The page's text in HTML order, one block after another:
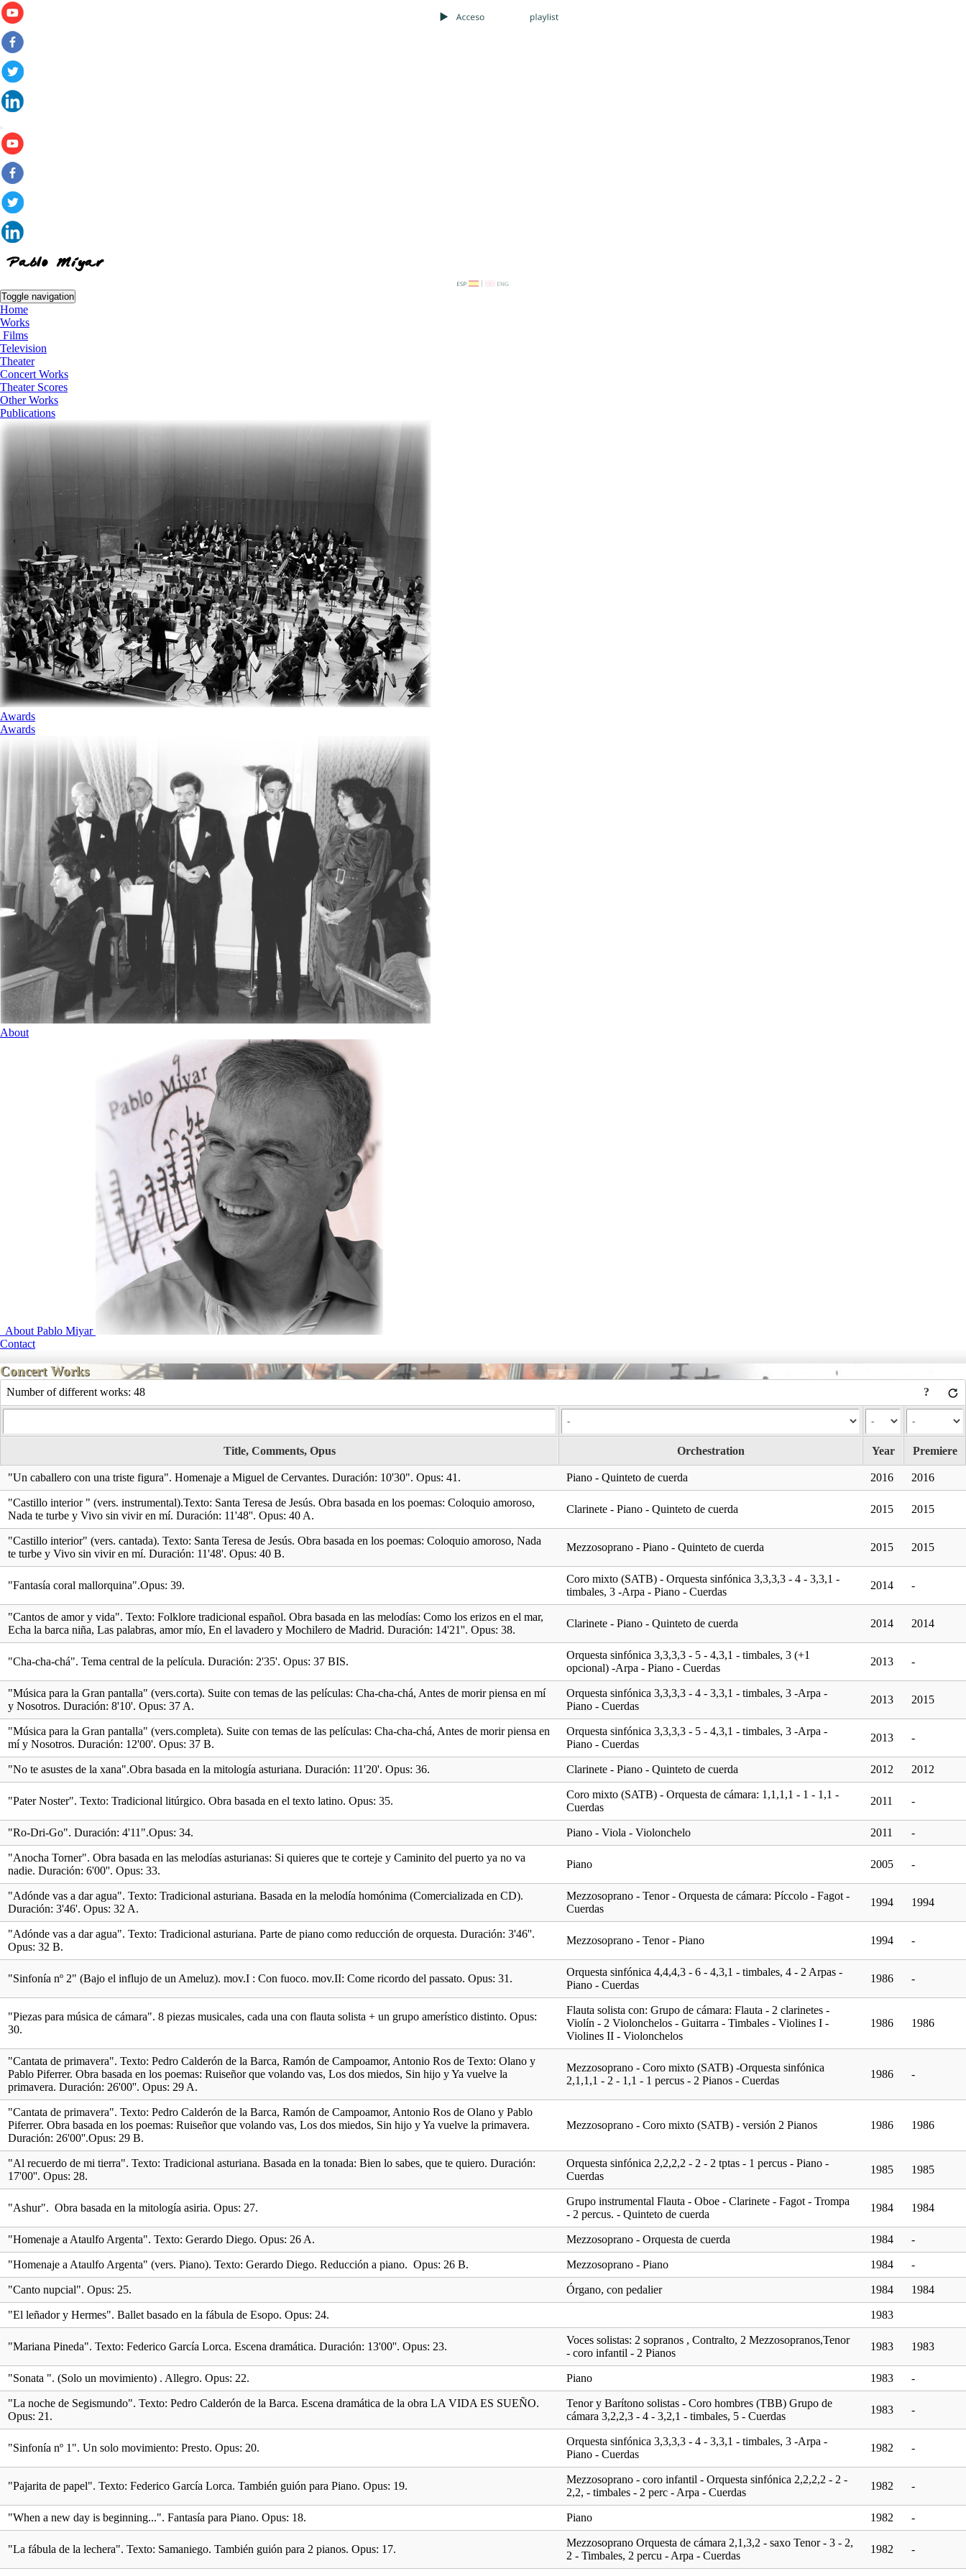
Toggle navigation
Home
Works
Films
Television
Theater
Concert Works
Theater Scores
Other Works
Publications
Awards
Awards
About
About Pablo Miyar
Contact
Concert Works
Number of different works: 48 ?
Title, Comments, Opus Orchestration Year Premiere
"Un caballero con una triste figura". Homenaje a Miguel de Cervantes. Duración: 10'30". Opus: 41. Piano - Quinteto de cuerda 2016 2016
"Castillo interior " (vers. instrumental).Texto: Santa Teresa de Jesús. Obra basada en los poemas: Coloquio amoroso,
Nada te turbe y Vivo sin vivir en mí. Duración: 11'48''. Opus: 40 A.
Clarinete - Piano - Quinteto de cuerda 2015 2015
"Castillo interior" (vers. cantada). Texto: Santa Teresa de Jesús. Obra basada en los poemas: Coloquio amoroso, Nada
te turbe y Vivo sin vivir en mí. Duración: 11'48'. Opus: 40 B.
Mezzosoprano - Piano - Quinteto de cuerda 2015 2015
"Fantasía coral mallorquina".Opus: 39.
Coro mixto (SATB) - Orquesta sinfónica 3,3,3,3 - 4 - 3,3,1 -
timbales, 3 -Arpa - Piano - Cuerdas
2014 -
"Cantos de amor y vida". Texto: Folklore tradicional español. Obra basada en las melodías: Como los erizos en el mar,
Echa la barca niña, Las palabras, amor mío, En el lavadero y Mochilero de Madrid. Duración: 14'21''. Opus: 38.
Clarinete - Piano - Quinteto de cuerda 2014 2014
"Cha-cha-chá". Tema central de la película. Duración: 2'35'. Opus: 37 BIS.
Orquesta sinfónica 3,3,3,3 - 5 - 4,3,1 - timbales, 3 (+1
opcional) -Arpa - Piano - Cuerdas
2013 -
"Música para la Gran pantalla" (vers.corta). Suite con temas de las películas: Cha-cha-chá, Antes de morir piensa en mí
y Nosotros. Duración: 8'10'. Opus: 37 A.
Orquesta sinfónica 3,3,3,3 - 4 - 3,3,1 - timbales, 3 -Arpa -
Piano - Cuerdas
2013 2015
"Música para la Gran pantalla" (vers.completa). Suite con temas de las películas: Cha-cha-chá, Antes de morir piensa en
mí y Nosotros. Duración: 12'00'. Opus: 37 B.
Orquesta sinfónica 3,3,3,3 - 5 - 4,3,1 - timbales, 3 -Arpa -
Piano - Cuerdas
2013 -
"No te asustes de la xana".Obra basada en la mitología asturiana. Duración: 11'20'. Opus: 36. Clarinete - Piano - Quinteto de cuerda 2012 2012
"Pater Noster". Texto: Tradicional litúrgico. Obra basada en el texto latino. Opus: 35.
Coro mixto (SATB) - Orquesta de cámara: 1,1,1,1 - 1 - 1,1 -
Cuerdas
2011 -
"Ro-Dri-Go". Duración: 4'11".Opus: 34. Piano - Viola - Violonchelo 2011 -
"Anocha Torner". Obra basada en las melodías asturianas: Si quieres que te corteje y Caminito del puerto ya no va
nadie. Duración: 6'00''. Opus: 33.
Piano 2005 -
"Adónde vas a dar agua". Texto: Tradicional asturiana. Basada en la melodía homónima (Comercializada en CD).
Duración: 3'46'. Opus: 32 A.
Mezzosoprano - Tenor - Orquesta de cámara: Píccolo - Fagot -
Cuerdas
1994 1994
"Adónde vas a dar agua". Texto: Tradicional asturiana. Parte de piano como reducción de orquesta. Duración: 3'46''.
Opus: 32 B.
Mezzosoprano - Tenor - Piano 1994 -
"Sinfonía nº 2" (Bajo el influjo de un Ameluz). mov.I : Con fuoco. mov.II: Come ricordo del passato. Opus: 31.
Orquesta sinfónica 4,4,4,3 - 6 - 4,3,1 - timbales, 4 - 2 Arpas -
Piano - Cuerdas
1986 -
"Piezas para música de cámara". 8 piezas musicales, cada una con flauta solista + un grupo amerístico distinto. Opus:
30.
Flauta solista con: Grupo de cámara: Flauta - 2 clarinetes -
Violín - 2 Violonchelos - Guitarra - Timbales - Violines I -
Violines II - Violonchelos
1986 1986
"Cantata de primavera". Texto: Pedro Calderón de la Barca, Ramón de Campoamor, Antonio Ros de Texto: Olano y
Pablo Piferrer. Obra basada en los poemas: Ruiseñor que volando vas, Los dos miedos, Sin hijo y Ya vuelve la
primavera. Duración: 26'00''. Opus: 29 A.
Mezzosoprano - Coro mixto (SATB) -Orquesta sinfónica
2,1,1,1 - 2 - 1,1 - 1 percus - 2 Pianos - Cuerdas
1986 -
"Cantata de primavera". Texto: Pedro Calderón de la Barca, Ramón de Campoamor, Antonio Ros de Olano y Pablo
Piferrer. Obra basada en los poemas: Ruiseñor que volando vas, Los dos miedos, Sin hijo y Ya vuelve la primavera.
Duración: 26'00''.Opus: 29 B.
Mezzosoprano - Coro mixto (SATB) - versión 2 Pianos 1986 1986
"Al recuerdo de mi tierra". Texto: Tradicional asturiana. Basada en la tonada: Bien lo sabes, que te quiero. Duración:
17'00''. Opus: 28.
Orquesta sinfónica 2,2,2,2 - 2 - 2 tptas - 1 percus - Piano -
Cuerdas
1985 1985
"Ashur". Obra basada en la mitología asiria. Opus: 27.
Grupo instrumental Flauta - Oboe - Clarinete - Fagot - Trompa
- 2 percus. - Quinteto de cuerda
1984 1984
"Homenaje a Ataulfo Argenta". Texto: Gerardo Diego. Opus: 26 A. Mezzosoprano - Orquesta de cuerda 1984 -
"Homenaje a Ataulfo Argenta" (vers. Piano). Texto: Gerardo Diego. Reducción a piano. Opus: 26 B. Mezzosoprano - Piano 1984 -
"Canto nupcial". Opus: 25. Órgano, con pedalier 1984 1984
"El leñador y Hermes". Ballet basado en la fábula de Esopo. Opus: 24. 1983
"Mariana Pineda". Texto: Federico García Lorca. Escena dramática. Duración: 13'00''. Opus: 23.
Voces solistas: 2 sopranos , Contralto, 2 Mezzosopranos,Tenor
- coro infantil - 2 Pianos
1983 1983
"Sonata ". (Solo un movimiento) . Allegro. Opus: 22. Piano 1983 -
"La noche de Segismundo". Texto: Pedro Calderón de la Barca. Escena dramática de la obra LA VIDA ES SUEÑO.
Opus: 21.
Tenor y Barítono solistas - Coro hombres (TBB) Grupo de
cámara 3,2,2,3 - 4 - 3,2,1 - timbales, 5 - Cuerdas
1983 -
"Sinfonía nº 1". Un solo movimiento: Presto. Opus: 20.
Orquesta sinfónica 3,3,3,3 - 4 - 3,3,1 - timbales, 3 -Arpa -
Piano - Cuerdas
1982 -
"Pajarita de papel". Texto: Federico García Lorca. También guión para Piano. Opus: 19.
Mezzosoprano - coro infantil - Orquesta sinfónica 2,2,2,2 - 2 -
2,2, - timbales - 2 perc - Arpa - Cuerdas
1982 -
"When a new day is beginning...". Fantasía para Piano. Opus: 18. Piano 1982 -
"La fábula de la lechera". Texto: Samaniego. También guión para 2 pianos. Opus: 17.
Mezzosoprano Orquesta de cámara 2,1,3,2 - saxo Tenor - 3 - 2,
2 - Timbales, 2 percu - Arpa - Cuerdas
1982 -